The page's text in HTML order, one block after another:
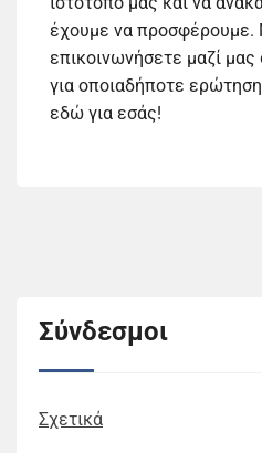
έχουμε να προσφέρουμε.
επικοινωνήσετε μαζί μας
για οποιαδήποτε
εδώ για εσάς!
Σύνδεσμοι
Σχετικά